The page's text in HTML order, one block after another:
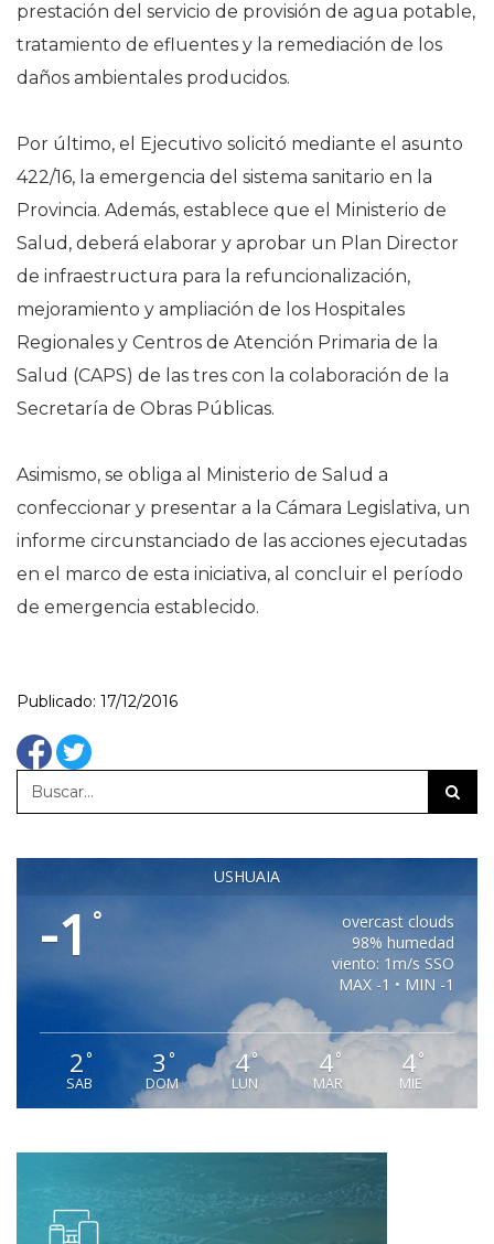
prestación del servicio de provisión de agua potable,
tratamiento de efluentes y la remediación de los
daños ambientales producidos.
Por último, el Ejecutivo solicitó mediante el asunto
422/16, la emergencia del sistema sanitario en la
Provincia. Además, establece que el Ministerio de
Salud, deberá elaborar y aprobar un Plan Director
de infraestructura para la refuncionalización,
mejoramiento y ampliación de los Hospitales
Regionales y Centros de Atención Primaria de la
Salud (CAPS) de las tres con la colaboración de la
Secretaría de Obras Públicas.
Asimismo, se obliga al Ministerio de Salud a
confeccionar y presentar a la Cámara Legislativa, un
informe circunstanciado de las acciones ejecutadas
en el marco de esta iniciativa, al concluir el período
de emergencia establecido.
Publicado: 17/12/2016
USHUAIA
-1 °
overcast clouds
98% humedad
viento: 1m/s SSO
MAX -1 • MIN -1
2°
SAB
3 °
DOM
4°
LUN
4°
MAR
4°
MIE